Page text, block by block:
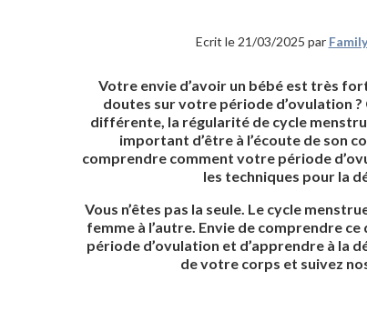
Ecrit le 21/03/2025 par
Votre envie d’avoir un bébé est très
doutes sur votre période d’ovulation
différente, la régularité de cycle
important d’être à l’écoute de son
comprendre comment votre période
les techniques pour la
Vous n’êtes pas la seule. Le cycle
femme à l’autre. Envie de comprendre
période d’ovulation et d’apprendre à la
de votre corps et suivez